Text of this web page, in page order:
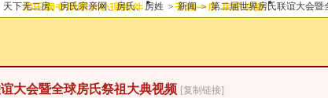
房氏网专用图片处理软件 天地一房 房氏会歌
下无二房、房氏宗亲网、房氏、房姓 > 新闻 > 第二届世界房氏联谊大会暨
大会暨全球房氏祭祖大典视频 [复制链接]